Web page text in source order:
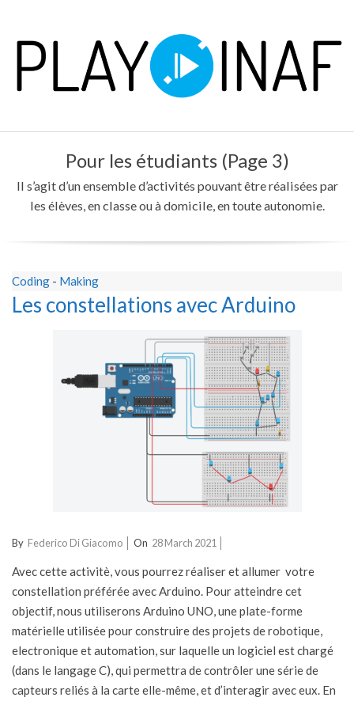
content
P
A
Navigation
Menu
Pour les étudiants (Page 3)
Il s’agit d’un ensemble d’activités pouvant être réalisées par
les élèves, en classe ou à domicile, en toute autonomie.
Coding - Making
Les constellations avec Arduino
2021-
28
By Federico Di Giacomo On 28 March 2021
Avec cette activitè, vous pourrez réaliser et allumer votre
constellation préférée avec Arduino. Pour atteindre cet
objectif, nous utiliserons Arduino UNO, une plate-forme
matérielle utilisée pour construire des projets de robotique,
electronique et automation, sur laquelle un logiciel est chargé
(dans le langage C), qui permettra de contrôler une série de
capteurs reliés à la carte elle-même, et d’interagir avec eux. En